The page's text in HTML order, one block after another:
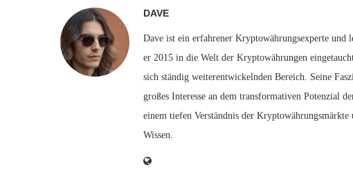
DAVE
Dave ist ein erfahrener Kryptowährungsexperte
er 2015 in die Welt der Kryptowährungen
sich ständig weiterentwickelnden Bereich. Seine
großes Interesse an dem transformativen Potenzial
einem tiefen Verständnis der
Wissen.